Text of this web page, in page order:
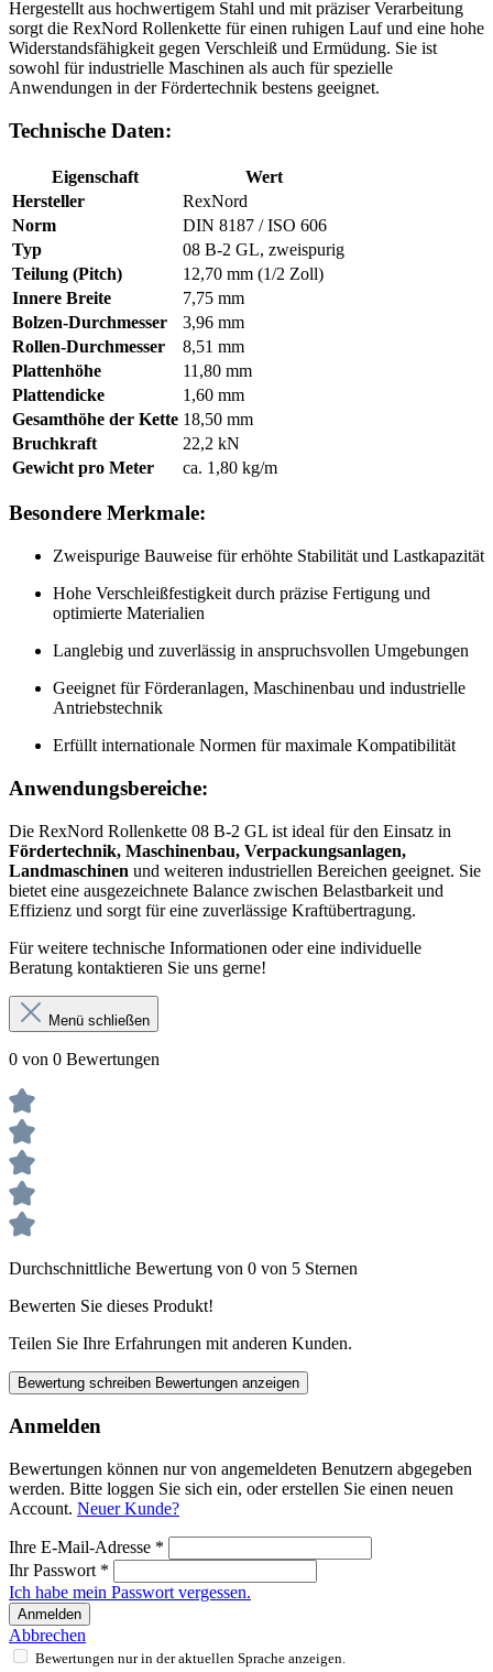
Hergestellt aus hochwertigem Stahl und mit präziser Verarbeitung
sorgt die RexNord Rollenkette für einen ruhigen Lauf und eine hohe
Widerstandsfähigkeit gegen Verschleiß und Ermüdung. Sie ist
sowohl für industrielle Maschinen als auch für spezielle
Anwendungen in der Fördertechnik bestens geeignet.
Technische Daten:
Eigenschaft
Wert
Hersteller
RexNord
Norm
DIN 8187 / ISO 606
Typ
08 B-2 GL, zweispurig
Teilung (Pitch)
12,70 mm (1/2 Zoll)
Innere Breite
7,75 mm
Bolzen-Durchmesser
3,96 mm
Rollen-Durchmesser
8,51 mm
Plattenhöhe
11,80 mm
Plattendicke
1,60 mm
Gesamthöhe der Kette 18,50 mm
Bruchkraft
22,2 kN
Gewicht pro Meter
ca. 1,80 kg/m
Besondere Merkmale:
Zweispurige Bauweise für erhöhte Stabilität und Lastkapazität
Hohe Verschleißfestigkeit durch präzise Fertigung und
optimierte Materialien
Langlebig und zuverlässig in anspruchsvollen Umgebungen
Geeignet für Förderanlagen, Maschinenbau und industrielle
Antriebstechnik
Erfüllt internationale Normen für maximale Kompatibilität
Anwendungsbereiche:
Die RexNord Rollenkette 08 B-2 GL ist ideal für den Einsatz in
Fördertechnik, Maschinenbau, Verpackungsanlagen,
Landmaschinen und weiteren industriellen Bereichen geeignet. Sie
bietet eine ausgezeichnete Balance zwischen Belastbarkeit und
Effizienz und sorgt für eine zuverlässige Kraftübertragung.
Für weitere technische Informationen oder eine individuelle
Beratung kontaktieren Sie uns gerne!
Menü schließen
0 von 0 Bewertungen
Durchschnittliche Bewertung von 0 von 5 Sternen
Bewerten Sie dieses Produkt!
Teilen Sie Ihre Erfahrungen mit anderen Kunden.
Bewertung schreiben Bewertungen anzeigen
Anmelden
Bewertungen können nur von angemeldeten Benutzern abgegeben
werden. Bitte loggen Sie sich ein, oder erstellen Sie einen neuen
Account. Neuer Kunde?
Ihre E-Mail-Adresse *
Ihr Passwort *
Ich habe mein Passwort vergessen.
Anmelden
Abbrechen
Bewertungen nur in der aktuellen Sprache anzeigen.